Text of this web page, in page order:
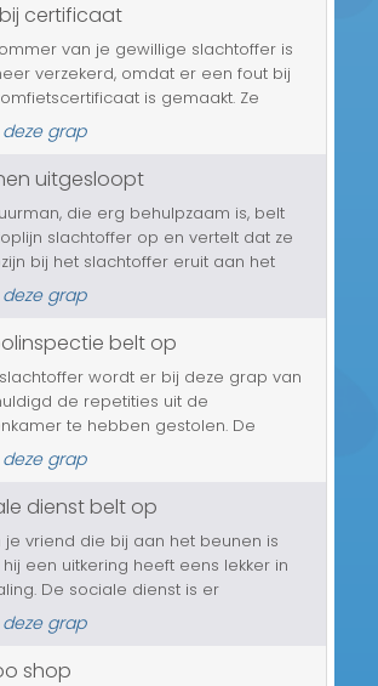
Zakelijk/Studie
Geld/Belasting
Buurt/Gemeente
Pakket/Bestelling
Transport/Verkeer
Kerst/Sinterklaas
Diversen/Andere
certificaat
van je gewillige slachtoffer is
verzekerd, omdat er een fout bij
is gemaakt. Ze
er wel laat achter, maar beter laat
natuurlijk. En nu mag je slachtoffer
lang niet brommer...
deze grap
uitgesloopt
die erg behulpzaam is, belt
slachtoffer op en vertelt dat ze
bij het slachtoffer eruit aan het
Hij belt, want hij vindt dit nogal
aangezien het slachtoffer toch
geen nieuwe k...
deze grap
belt op
wordt er bij deze grap van
de repetities uit de
te hebben gestolen. De
is hiervan al op de hoogte
en jouw vriend of vriendin moet zich
weken tegenover de jeugdrechter ...
deze grap
dienst belt op
je vriend die bij aan het beunen is
een uitkering heeft eens lekker in
De sociale dienst is er
achter gekomen en deze bellen
dat hij is betrapt. Dat gaat hem
heel wat kosten en niet zo...
deze grap
shop